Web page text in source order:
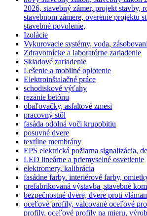
2026, stavebný zámer, projekt stavby,
stavebnom zámere, overenie projektu
stavebné povolenie,
Izolácie
Vykurovacie systémy, voda,
Zdravotnícke a laboratórne zariadenie
Skladové zariadenie
Lešenie a mobilné oplotenie
Elektroinštalačné práce
schodiskové výťahy
rezanie betónu
obaľovačky, asfaltové zmesi
pracovný stôl
fasáda odolná voči krupobitiu
posuvné dvere
textílne membrány
EPS elektrická požiarna signalizácia,
LED lineárne a priemyselné osvetlenie
elektromery, kalibrácia
fasádne farby. interiérové farby,
prefabrikovaná výstavba ,stavebné
bezpečnostné dvere, dvere proti
oceľové profily, valcované oceľové
profily, oceľové profily na mieru,